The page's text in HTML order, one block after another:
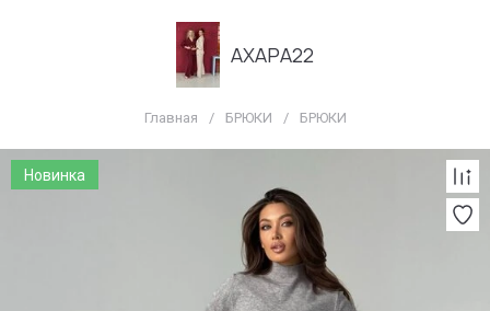
АХАРА22
Главная / БРЮКИ / БРЮКИ
Новинка